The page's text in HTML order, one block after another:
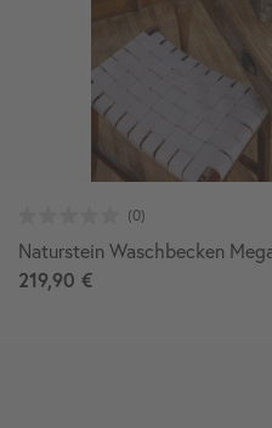
Naturstein Waschbecken
219,90 €